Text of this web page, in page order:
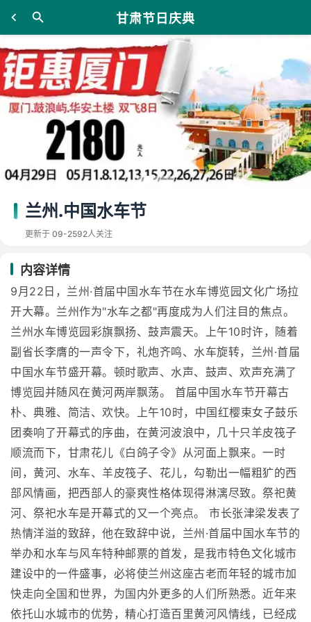
甘肃节日庆典
兰州.中国水车节
更新于 09-2592人关注
内容详情
9月22日，兰州·首届中国水车节在水车博览园文化广场拉
开大幕。兰州作为"水车之都"再度成为人们注目的焦点。
兰州水车博览园彩旗飘扬、鼓声震天。上午10时许，随着
副省长李膺的一声令下，礼炮齐鸣、水车旋转，兰州·首届
中国水车节盛开幕。顿时歌声、水声、鼓声、欢声充满了
博览园并随风在黄河两岸飘荡。 首届中国水车节开幕古
朴、典雅、简洁、欢快。上午10时，中国红樱束女子鼓乐
团奏响了开幕式的序曲，在黄河波浪中，几十只羊皮筏子
顺流而下，甘肃花儿《白鸽子令》从河面上飘来。一时
间，黄河、水车、羊皮筏子、花儿，勾勒出一幅粗犷的西
部风情画，把西部人的豪爽性格体现得淋漓尽致。祭祀黄
河、祭祀水车是开幕式的又一个亮点。 市长张津梁发表了
热情洋溢的致辞，他在致辞中说，兰州·首届中国水车节的
举办和水车与风车特种邮票的首发，是我市特色文化城市
建设中的一件盛事，必将使兰州这座古老而年轻的城市加
快走向全国和世界，为国内外更多的人们所熟悉。近年来
依托山水城市的优势，精心打造百里黄河风情线，已经成